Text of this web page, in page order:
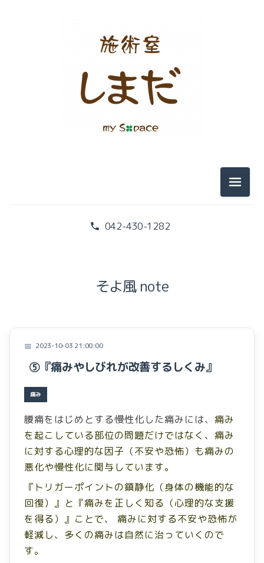
042-430-1282
みなさまのお声
腰痛と画像検査
腰痛と腹筋
症例
メニュ
そよ風 note
2023-10-03 21:00:00
⑤『痛みやしびれが改善するしくみ』
痛み
腰痛をはじめとする慢性化した痛みには、 痛み
を起こしている部位の問題だけではなく、 痛み
に対する心理的な因子（不安や恐怖）も痛みの
悪化や慢性化に関与しています。
『トリガーポイントの鎮静化（身体の機能的な
回復）』と 『痛みを正しく知る（心理的な支援
を得る）』ことで、
痛みに対する不安や恐怖が
軽減し、 多くの痛みは自然に治っていくので
す。